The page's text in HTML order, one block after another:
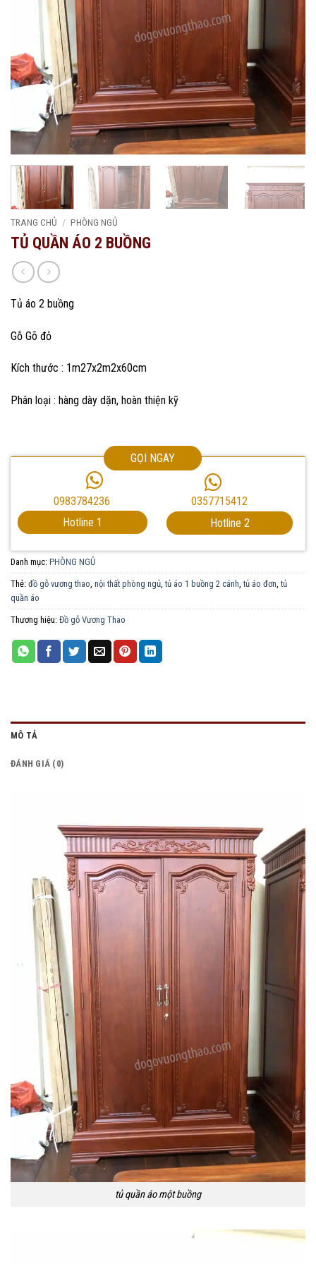
TRANG CHỦ / PHÒNG NGỦ
TỦ QUẦN ÁO 2 BUỒNG
Tủ áo 2 buồng
Gỗ Gõ đỏ
Kích thước : 1m27x2m2x60cm
Phân loại : hàng dày dặn, hoàn thiện kỹ
GỌI NGAY
0983784236
Hotline 1
0357715412
Hotline 2
Danh mục: PHÒNG NGỦ
Thẻ: đồ gỗ vương thao nội thất phòng ngủ ,tủ áo 1 buồng 2 cánh ,tủ áo đơn ,tủ
quần áo
Thương hiệu: Đồ gỗ Vương Thao
MÔ TẢ
ĐÁNH GIÁ (0)
tủ quần áo một buồng